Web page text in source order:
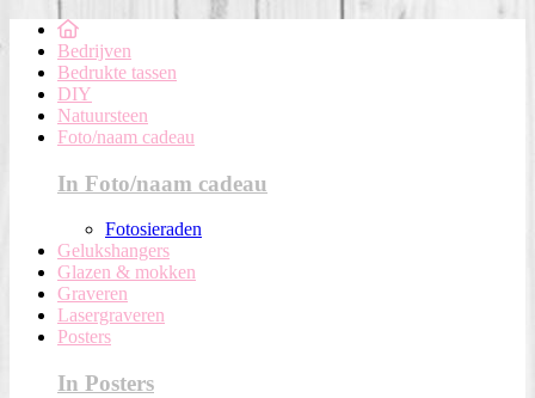
Bedrijven
Bedrukte tassen
DIY
Natuursteen
Foto/naam cadeau
In Foto/naam cadeau
Fotosieraden
Gelukshangers
Glazen & mokken
Graveren
Lasergraveren
Posters
In Posters